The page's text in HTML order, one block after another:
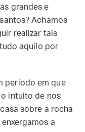
grandes e
Achamos
realizar tais
aquilo por
período em que
intuito de nos
sobre a rocha
a